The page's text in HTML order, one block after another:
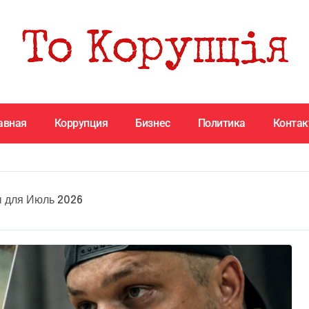
Коррупция Бизнес Политика
для Июль 2026